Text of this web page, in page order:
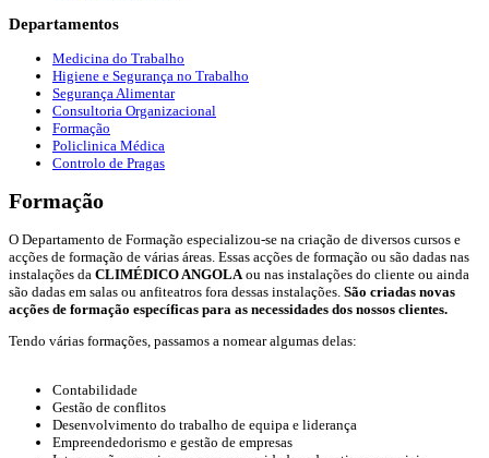
Departamentos
Medicina do Trabalho
Higiene e Segurança no Trabalho
Segurança Alimentar
Consultoria Organizacional
Formação
Policlinica Médica
Controlo de Pragas
Formação
O Departamento de Formação especializou-se na criação de diversos cursos e
acções de formação de várias áreas. Essas acções de formação ou são dadas nas
instalações da CLIMÉDICO ANGOLAou nas instalações do cliente ou ainda
são dadas em salas ou anfiteatros fora dessas instalações. São criadas novas
acções de formação específicas para as necessidades dos nossos clientes.
Tendo várias formações, passamos a nomear algumas delas:
Contabilidade
Gestão de conflitos
Desenvolvimento do trabalho de equipa e liderança
Empreendedorismo e gestão de empresas